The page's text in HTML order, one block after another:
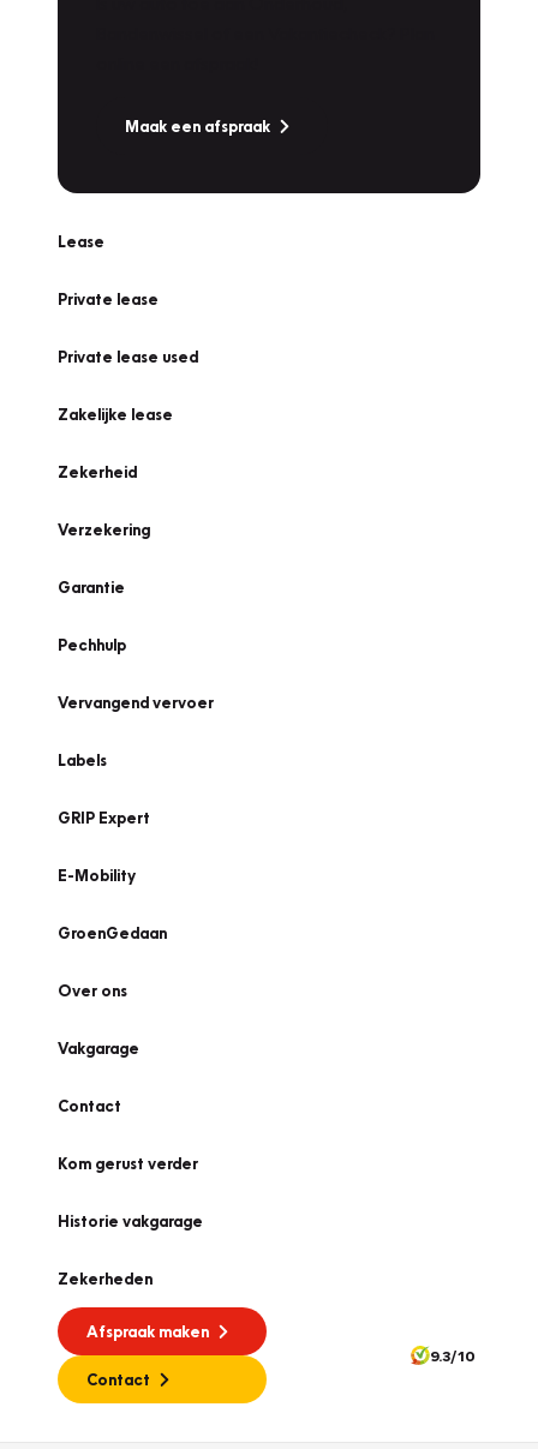
Maak een afspraak
Lease
Private lease
Private lease used
Zakelijke lease
Zekerheid
Verzekering
Garantie
Pechhulp
Vervangend vervoer
Labels
GRIP Expert
E-Mobility
GroenGedaan
Over ons
Vakgarage
Contact
Kom gerust verder
Historie vakgarage
Zekerheden
Afspraak maken
Contact
9.3/10